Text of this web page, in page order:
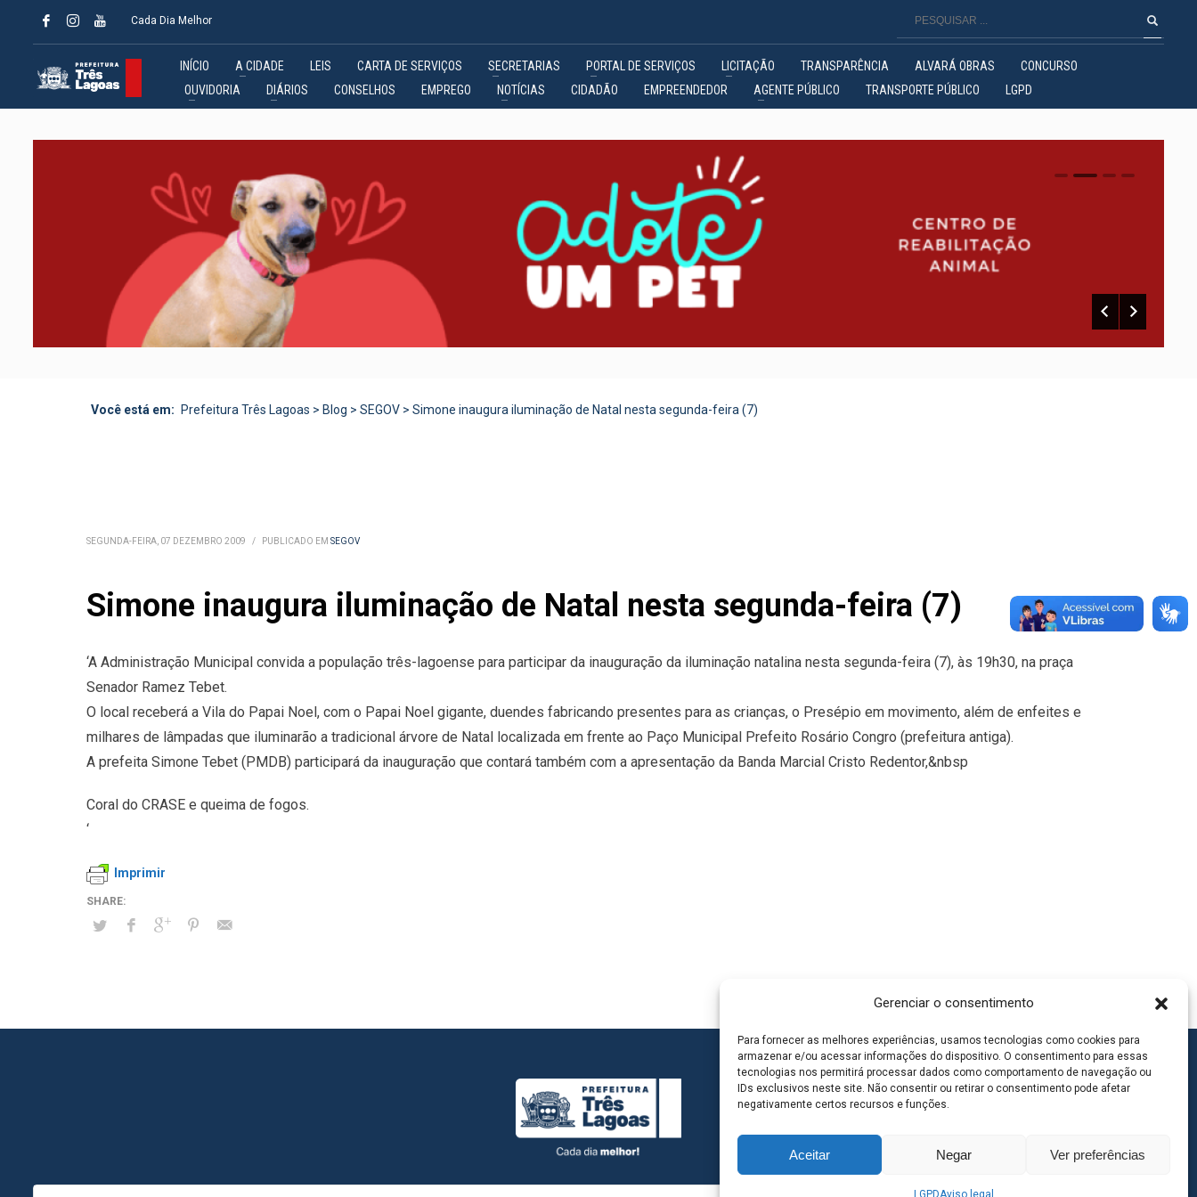
Gerenciar o consentimento
Para fornecer as melhores experiências, usamos tecnologias como cookies para
armazenar e/ou acessar informações do dispositivo. O consentimento para essas
tecnologias nos permitirá processar dados como comportamento de navegação ou
IDs exclusivos neste site. Não consentir ou retirar o consentimento pode afetar
negativamente certos recursos e funções.
Aceitar Negar Ver preferências
LGPDAviso legal
Cada Dia Melhor
INÍCIO A CIDADE LEIS CARTA DE SERVIÇOS SECRETARIAS PORTAL DE SERVIÇOS LICITAÇÃO TRANSPARÊNCIA ALVARÁ OBRAS
CONCURSO
OUVIDORIA
DIÁRIOS CONSELHOS EMPREGO NOTÍCIAS CIDADÃO EMPREENDEDOR AGENTE PÚBLICO TRANSPORTE PÚBLICO LGPD
0 1 2
Você está em: Prefeitura Três Lagoas > Blog > SEGOV > Simone inaugura iluminação de Natal nesta segunda-feira (7)
SEGUNDA-FEIRA, 07 DEZEMBRO 2009 / PUBLICADO EM SEGOV
Simone inaugura iluminação de Natal nesta segunda-feira (7)
‘A Administração Municipal convida a população três-lagoense para participar da inauguração da iluminação natalina nesta segunda-feira (7), às 19h30, na praça
Senador Ramez Tebet.
O local receberá a Vila do Papai Noel, com o Papai Noel gigante, duendes fabricando presentes para as crianças, o Presépio em movimento, além de enfeites e
milhares de lâmpadas que iluminarão a tradicional árvore de Natal localizada em frente ao Paço Municipal Prefeito Rosário Congro (prefeitura antiga).
A prefeita Simone Tebet (PMDB) participará da inauguração que contará também com a apresentação da Banda Marcial Cristo Redentor,&nbsp
Coral do CRASE e queima de fogos.
‘
Imprimir